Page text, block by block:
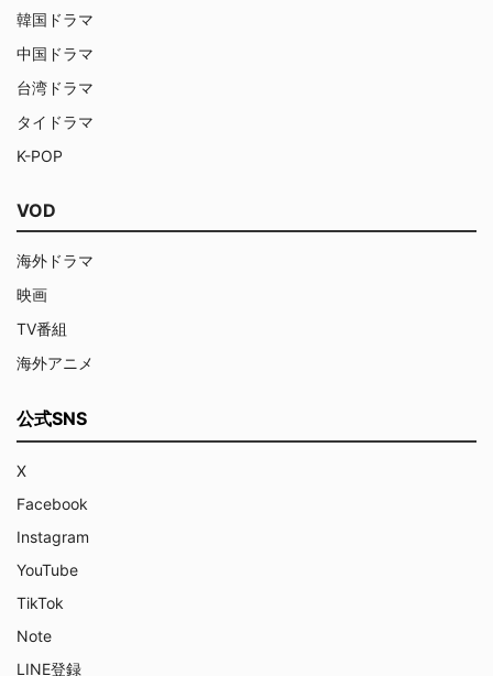
韓国ドラマ
中国ドラマ
台湾ドラマ
タイドラマ
K-POP
VOD
海外ドラマ
映画
TV番組
海外アニメ
公式SNS
X
Facebook
Instagram
YouTube
TikTok
Note
LINE登録